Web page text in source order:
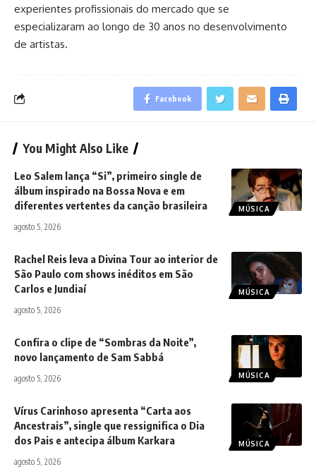
experientes profissionais do mercado que se
especializaram ao longo de 30 anos no desenvolvimento
de artistas.
Facebook
You Might Also Like
MÚSICA
Leo Salem lança “Si”, primeiro single de
álbum inspirado na Bossa Nova e em
diferentes vertentes da canção brasileira
agosto 5, 2026
MÚSICA
Rachel Reis leva a Divina Tour ao interior de
São Paulo com shows inéditos em São
Carlos e Jundiaí
agosto 5, 2026
MÚSICA
Confira o clipe de “Sombras da Noite”,
novo lançamento de Sam Sabbá
agosto 5, 2026
MÚSICA
Vírus Carinhoso apresenta “Carta aos
Ancestrais”, single que ressignifica o Dia
dos Pais e antecipa álbum Karkara
agosto 5, 2026